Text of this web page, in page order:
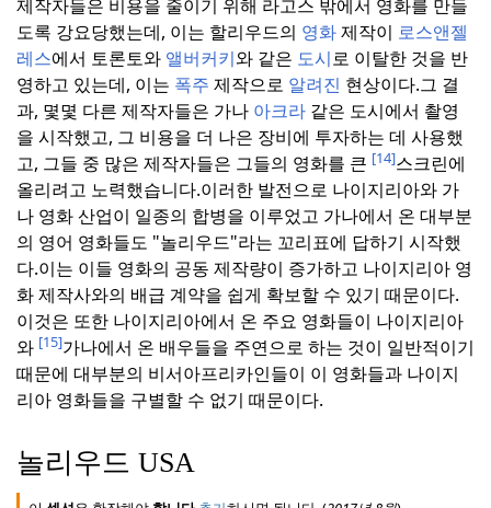
제작자들은 비용을 줄이기 위해 라고스 밖에서 영화를 만들
도록 강요당했는데, 이는 할리우드의 영화제작이 로스앤젤
레스에서 토론토와 앨버커키와 같은 도시로 이탈한 것을 반
영하고 있는데, 이는 폭주 제작으로 알려진 현상이다.그 결
과, 몇몇 다른 제작자들은 가나 아크라 같은 도시에서 촬영
을 시작했고, 그 비용을 더 나은 장비에 투자하는 데 사용했
고, 그들 중 많은 제작자들은 그들의 영화를 큰 [14]스크린에
올리려고 노력했습니다.이러한 발전으로 나이지리아와 가
나 영화 산업이 일종의 합병을 이루었고 가나에서 온 대부분
의 영어 영화들도 "놀리우드"라는 꼬리표에 답하기 시작했
다.이는 이들 영화의 공동 제작량이 증가하고 나이지리아 영
화 제작사와의 배급 계약을 쉽게 확보할 수 있기 때문이다.
이것은 또한 나이지리아에서 온 주요 영화들이 나이지리아
와 [15]가나에서 온 배우들을 주연으로 하는 것이 일반적이기
때문에 대부분의 비서아프리카인들이 이 영화들과 나이지
리아 영화들을 구별할 수 없기 때문이다.
놀리우드 USA